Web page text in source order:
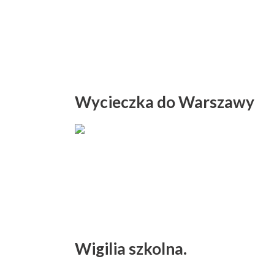
Wycieczka do Warszawy
Wigilia szkolna.